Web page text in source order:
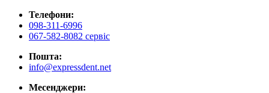
Телефони:
098-311-6996
067-582-8082 сервіс
Пошта:
info@expressdent.net
Месенджери: